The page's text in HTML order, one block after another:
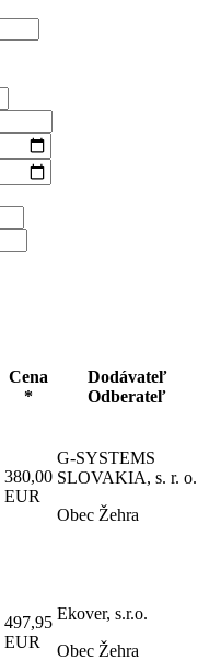
Cena
*
Dodávateľ
Odberateľ
380,00
EUR
G-SYSTEMS
SLOVAKIA, s. r. o.
Obec Žehra
497,95
EUR
Ekover, s.r.o.
Obec Žehra